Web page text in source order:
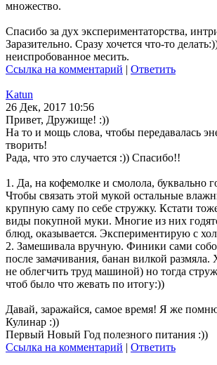
множество.
Спасибо за дух экспериментаторства,
Заразительно. Сразу хочется что-то
неиспробованное месить.
Ссылка на комментарий | Ответить
Katun
26 Дек, 2017 10:56
Привет, Дружище! :))
На то и мощь слова, чтобы передавалась
творить!
Рада, что это случается :)) Спасибо!!
1. Да, на кофемолке и смолола, буквально
Чтобы связать этой мукой остальные
крупную саму по себе стружку. Кстати
виды покупной муки. Многие из них
блюд, оказывается. Экспериментирую с
2. Замешивала вручную. Финики сами
после замачивания, банан вилкой
не облегчить труд машиной) но тогда
чтоб было что жевать по итогу:))
Давай, заражайся, самое время! Я же
Кулинар :))
Первый Новый Год полезного питания :))
Ссылка на комментарий | Ответить